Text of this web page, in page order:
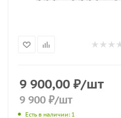
9 900,00 ₽/шт
9 900 ₽/шт
Есть в наличии: 1